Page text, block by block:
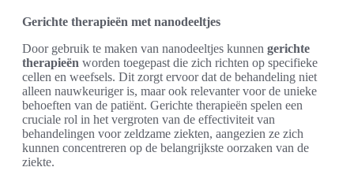
Gerichte therapieën met nanodeeltjes
Door gebruik te maken van nanodeeltjes kunnen gerichte
therapieën worden toegepast die zich richten op specifieke
cellen en weefsels. Dit zorgt ervoor dat de behandeling niet
alleen nauwkeuriger is, maar ook relevanter voor de unieke
behoeften van de patiënt. Gerichte therapieën spelen een
cruciale rol in het vergroten van de effectiviteit van
behandelingen voor zeldzame ziekten, aangezien ze zich
kunnen concentreren op de belangrijkste oorzaken van de
ziekte.